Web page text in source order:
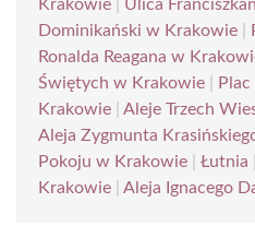
Krakowie
Ulica
Dominikański w Krakowie
Ronalda Reagana w
Świętych w Krakowie
Krakowie
Aleje Trzech
Aleja Zygmunta
Pokoju w Krakowie
Łutnia
Krakowie
Aleja Ignacego